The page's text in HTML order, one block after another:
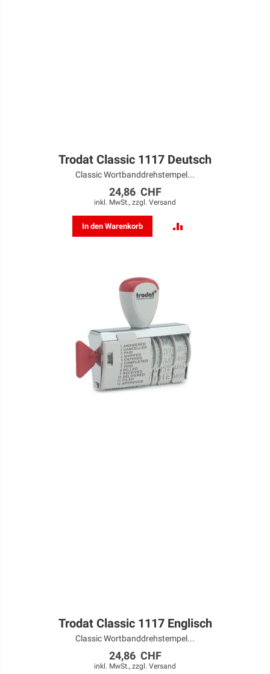
Trodat Classic 1117 Deutsch
Classic Wortbanddrehstempel...
24,86 CHF
inkl. MwSt., zzgl. Versand
In den Warenkorb
Trodat Classic 1117 Englisch
Classic Wortbanddrehstempel...
24,86 CHF
inkl. MwSt., zzgl. Versand